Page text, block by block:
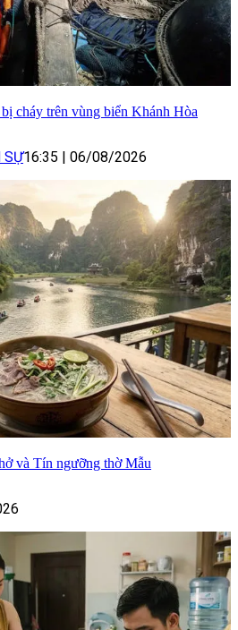
cháy trên vùng biển Khánh Hòa
SỰ16:35 06/08/2026
và Tín ngưỡng thờ Mẫu